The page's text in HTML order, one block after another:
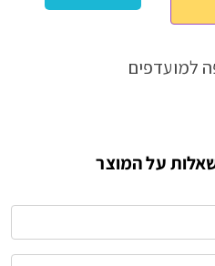
למועדפים
על המוצר